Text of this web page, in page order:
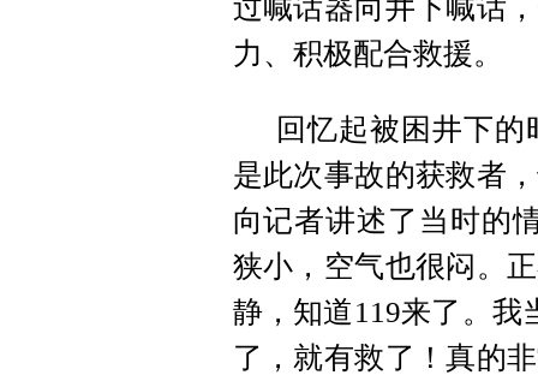
过喊话器向井下喊话
力、积极配合救援。
回忆起被困井下
是此次事故的获救者
向记者讲述了当时的
狭小，空气也很闷。
静，知道119来了。我
了，就有救了！真的